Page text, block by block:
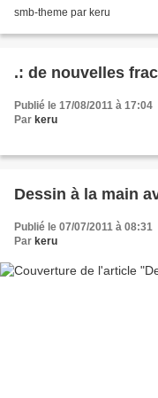
smb-theme par keru
.: de nouvelles
Publié le 17/08/2011 à 17:04
Par keru
Dessin à la main
Publié le 07/07/2011 à 08:31
Par keru